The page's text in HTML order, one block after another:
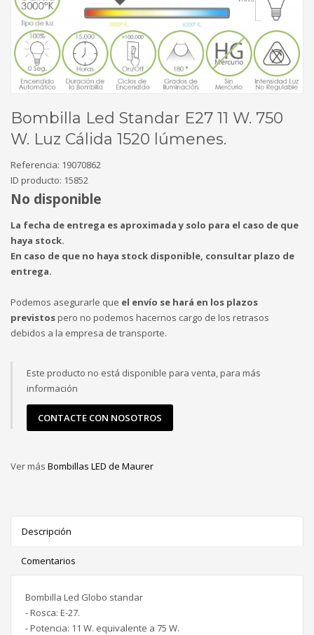
Bombilla Led Standar E27 11 W. 750
W. Luz Cálida 1520 lúmenes.
Referencia: 19070862
ID producto: 15852
No disponible
La fecha de entrega es aproximada y solo para el caso de que
haya stock.
En caso de que no haya stock disponible, consultar plazo de
entrega.
Podemos asegurarle que el envío se hará en los plazos
previstospero no podemos hacernos cargo de los retrasos
debidos a la empresa de transporte.
Este producto no está disponible para venta, para más
información
CONTACTE CON NOSOTROS
Ver más Bombillas LED de Maurer
Descripción
Comentarios
Bombilla Led Globo standar
- Rosca: E-27.
- Potencia: 11 W. equivalente a 75 W.